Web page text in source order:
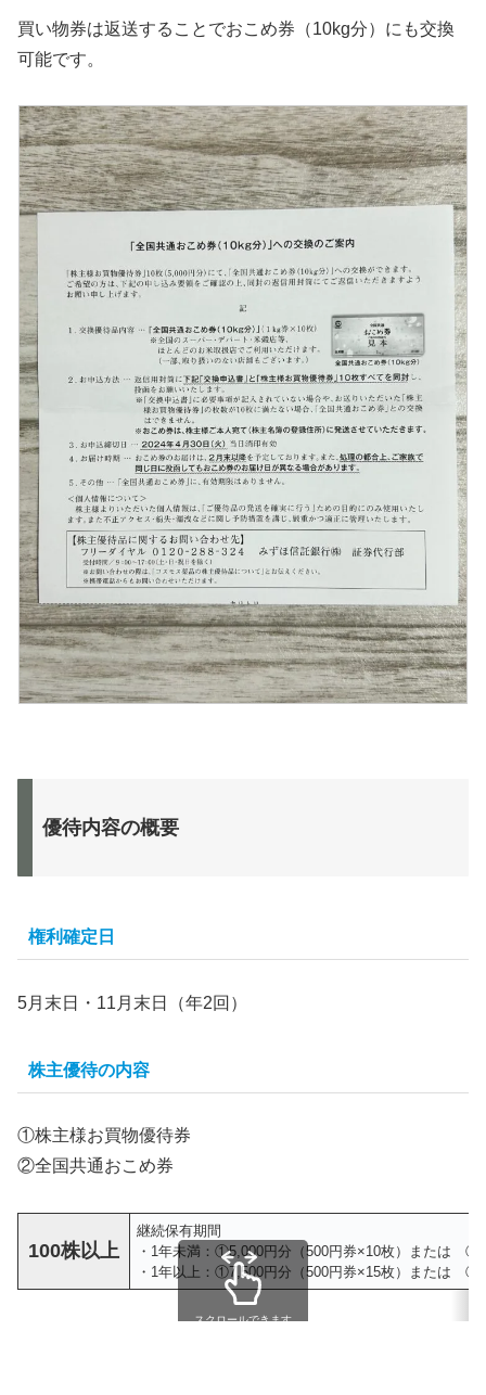
買い物券は返送することでおこめ券（10kg分）にも交換
可能です。
優待内容の概要
権利確定日
5月末日・11月末日（年2回）
株主優待の内容
①株主様お買物優待券
②全国共通おこめ券
100株以上
継続保有期間
・1年未満：①5,000円分（500円券×10枚）または
・1年以上：①7,500円分（500円券×15枚）または
スクロールできます